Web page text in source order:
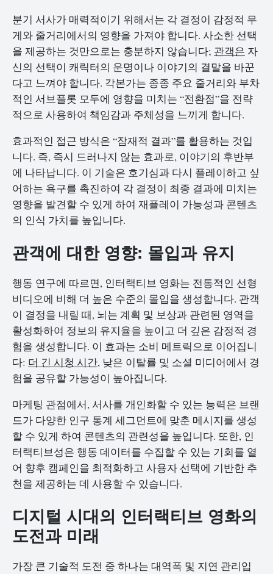
분기 서사가 매력적이기 위해서는 각 결정이 감정적 무
게와 줄거리에서의 영향을 가져야 합니다. 사소한 선택
을 제공하는 것만으로는 충분하지 않습니다; 관객은 자
신의 선택이 캐릭터의 운명이나 이야기의 결말을 바꾼
다고 느껴야 합니다. 각본가는 종종 주요 줄거리와 부차
적인 서브플롯 모두에 영향을 미치는 “전환점”을 전략
적으로 사용하여 책임감과 주체성을 느끼게 합니다.
효과적인 접근 방식은 “잠재적 결과”를 활용하는 것입
니다. 즉, 즉시 드러나지 않는 효과로, 이야기의 후반부
에 나타납니다. 이 기술은 호기심과 다시 플레이하고 싶
어하는 욕구를 촉진하여 각 결정이 최종 결과에 미치는
영향을 발견할 수 있게 하여 재플레이 가능성과 콘텐츠
의 인식 가치를 높입니다.
관객에 대한 영향: 몰입과 유지
행동 연구에 따르면, 인터랙티브 영화는 전통적인 선형
비디오에 비해 더 높은 수준의 몰입을 생성합니다. 관객
이 결정을 내릴 때, 뇌는 계획 및 보상과 관련된 영역을
활성화하여 정보의 유지율을 높이고 더 깊은 감정적 경
험을 생성합니다. 이 효과는 소비 메트릭으로 이어집니
다: 더 긴 시청 시간, 낮은 이탈률 및 소셜 미디어에서 경
험을 공유할 가능성이 높아집니다.
마케팅 관점에서, 서사를 개인화할 수 있는 능력은 브랜
드가 다양한 인구 통계 세그먼트에 맞춘 메시지를 생성
할 수 있게 하여 콘텐츠의 관련성을 높입니다. 또한, 인
터랙티브성은 행동 데이터를 수집할 수 있는 기회를 열
어 향후 캠페인을 최적화하고 사용자 선택에 기반한 추
천을 제공하는 데 사용할 수 있습니다.
디지털 시대의 인터랙티브 영화의
도전과 미래
가장 큰 기술적 도전 중 하나는 대역폭 및 지연 관리입